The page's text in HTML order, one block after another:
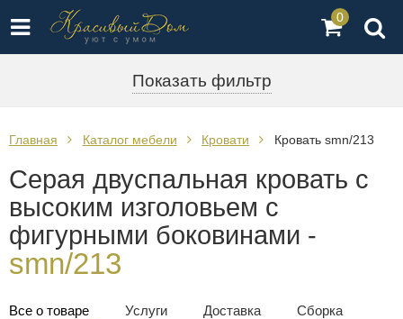
0
Показать фильтр
Главная Каталог мебели Кровати Кровать smn/213
Серая двуспальная кровать с
высоким изголовьем с
фигурными боковинами -
smn/213
Все о товаре Услуги Доставка
Сборка